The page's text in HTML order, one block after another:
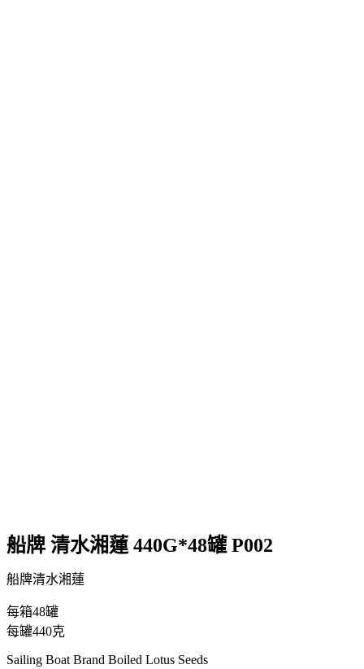
船牌 清水湘蓮 440G*48罐 P002
船牌清水湘蓮
每箱48罐
每罐440克
Sailing Boat Brand Boiled Lotus Seeds